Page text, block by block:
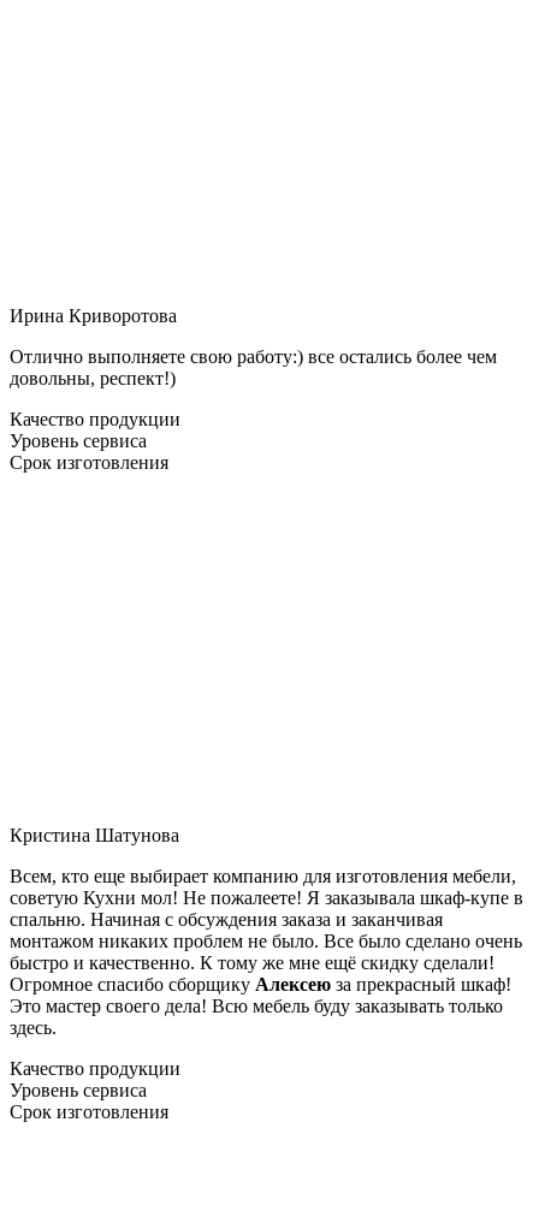
Ирина Криворотова
Отлично выполняете свою работу:) все остались более чем
довольны, респект!)
Качество продукции
Уровень сервиса
Срок изготовления
Кристина Шатунова
Всем, кто еще выбирает компанию для изготовления мебели,
советую Кухни мол! Не пожалеете! Я заказывала шкаф-купе в
спальню. Начиная с обсуждения заказа и заканчивая
монтажом никаких проблем не было. Все было сделано очень
быстро и качественно. К тому же мне ещё скидку сделали!
Огромное спасибо сборщику Алексею за прекрасный шкаф!
Это мастер своего дела! Всю мебель буду заказывать только
здесь.
Качество продукции
Уровень сервиса
Срок изготовления